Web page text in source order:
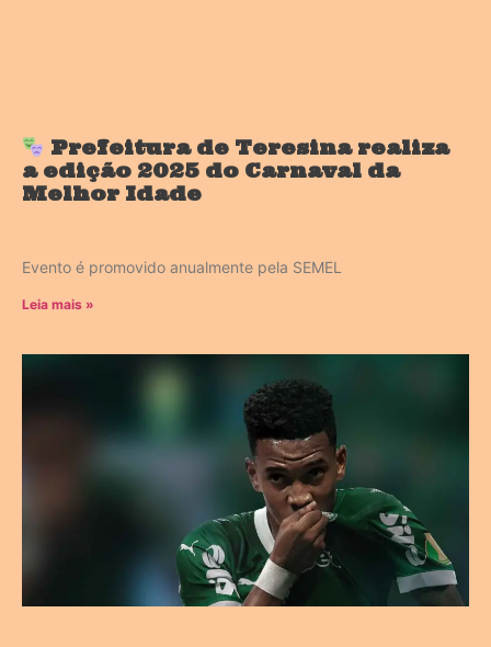
Prefeitura de Teresina realiza
a edição 2025 do Carnaval da
Melhor Idade
Evento é promovido anualmente pela SEMEL
Leia mais »